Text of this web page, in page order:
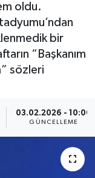
oldu.
bir
“Başkanım
sözleri
03.02.2026 - 10:00
GÜNCELLEME